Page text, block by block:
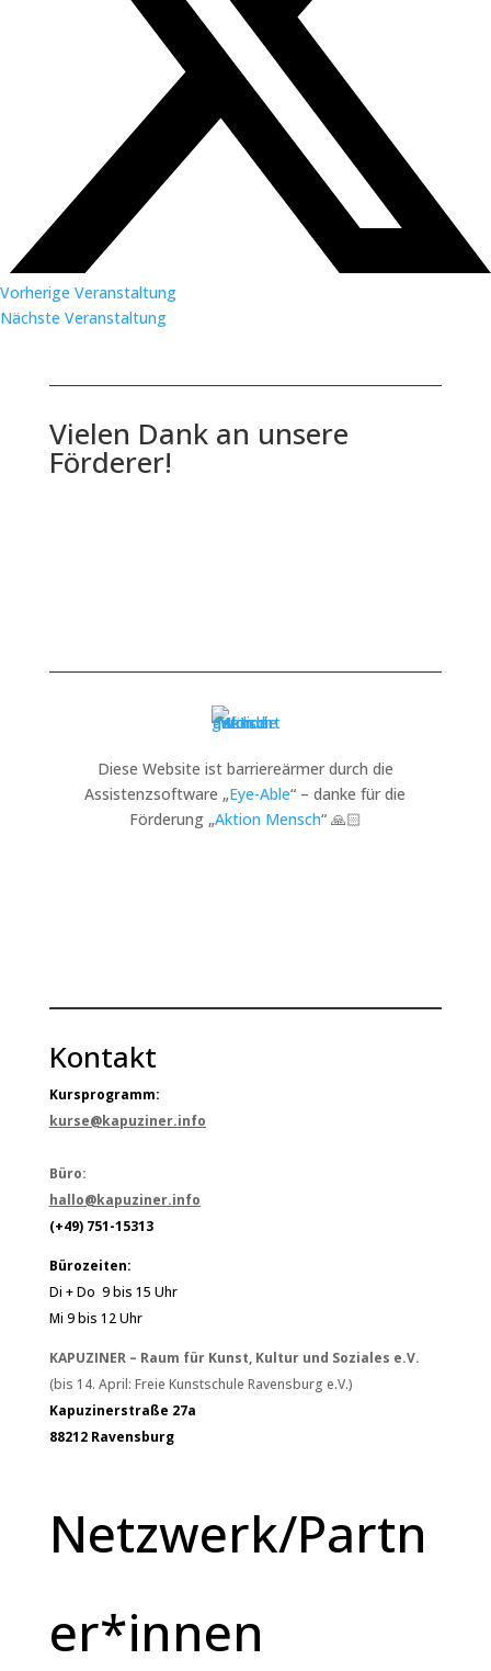
Vorherige Veranstaltung
Nächste Veranstaltung
Vielen Dank an unsere
Förderer!
Diese Website ist barriereärmer durch die
Assistenzsoftware „Eye-Able“ – danke für die
Förderung „Aktion Mensch“ 🙏🏻
Kontakt
Kursprogramm:
kurse@kapuziner.info
Büro:
hallo@kapuziner.info
(+49) 751-15313
Bürozeiten:
Di + Do 9 bis 15 Uhr
Mi 9 bis 12 Uhr
KAPUZINER – Raum für Kunst, Kultur und Soziales e.V.
(bis 14. April: Freie Kunstschule Ravensburg e.V.)
Kapuzinerstraße 27a
88212 Ravensburg
Netzwerk/Partn
er*innen